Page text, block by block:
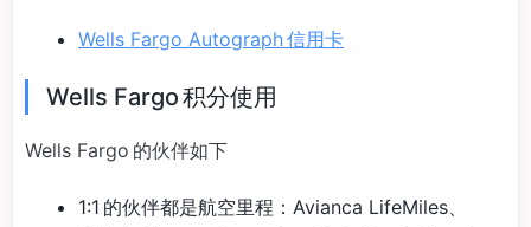
Wells Fargo Autograph 信用卡
Wells Fargo 积分使用
Wells Fargo 的伙伴如下
1:1 的伙伴都是航空里程：Avianca LifeMiles、